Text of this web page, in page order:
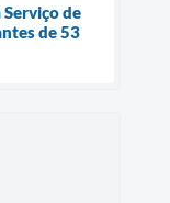
de
de 53